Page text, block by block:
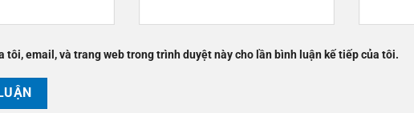
tôi, email, và trang web trong trình duyệt này cho lần bình luận kế tiếp của tôi.